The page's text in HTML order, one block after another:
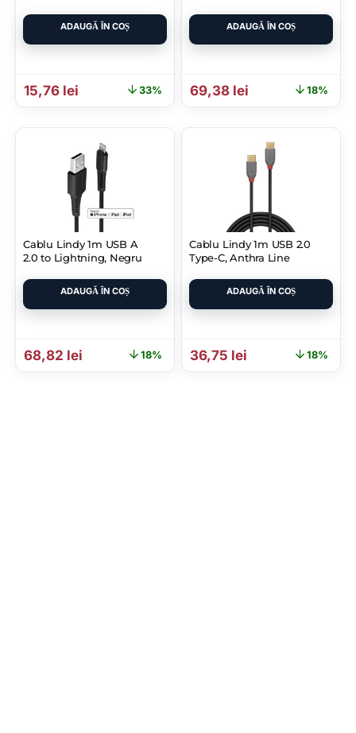
ADAUGĂ ÎN COȘ
Prețul inițial a fost: 23,56 lei.
15,76 lei Prețul curent este: 15,76 lei.
33%
ADAUGĂ ÎN COȘ
Prețul inițial a fost:
69,38 lei Prețul curent
18%
Cablu Lindy 1m USB A
2.0 to Lightning, Negru
ADAUGĂ ÎN COȘ
Prețul inițial a fost: 83,53 lei.
68,82 lei Prețul curent este: 68,82 lei.
18%
Cablu Lindy 1m USB 2.0
Type-C, Anthra Line
ADAUGĂ ÎN COȘ
Prețul inițial a fost:
36,75 lei Prețul curent
18%